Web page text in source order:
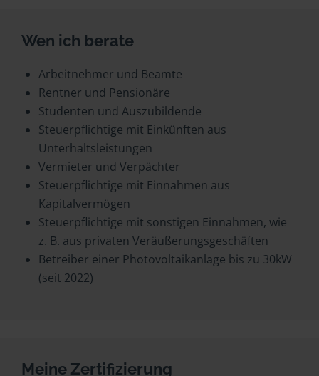
Wen ich berate
Arbeitnehmer und Beamte
Rentner und Pensionäre
Studenten und Auszubildende
Steuerpflichtige mit Einkünften aus
Unterhaltsleistungen
Vermieter und Verpächter
Steuerpflichtige mit Einnahmen aus
Kapitalvermögen
Steuerpflichtige mit sonstigen Einnahmen, wie
z. B. aus privaten Veräußerungsgeschäften
Betreiber einer Photovoltaikanlage bis zu 30kW
(seit 2022)
Meine Zertifizierung